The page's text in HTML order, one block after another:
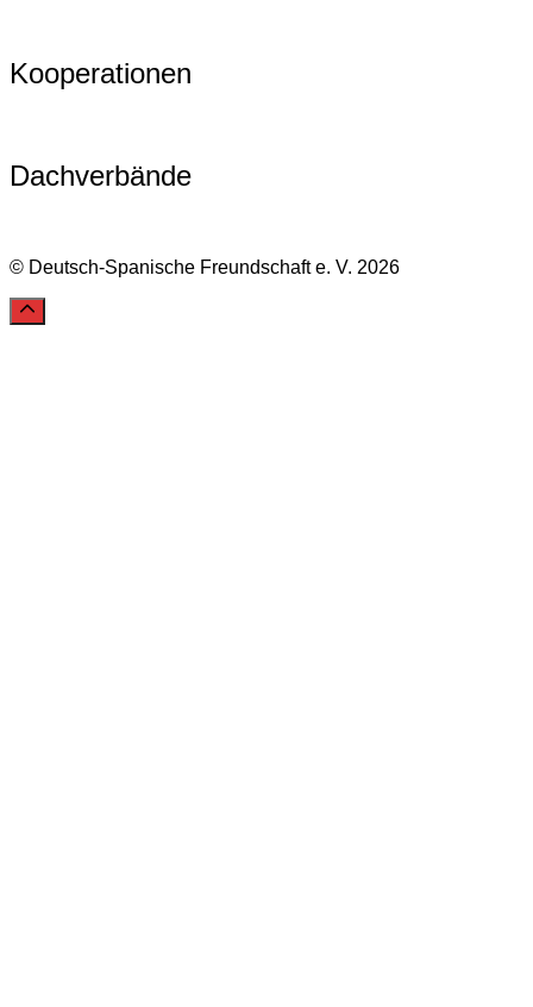
Kooperationen
Dachverbände
© Deutsch-Spanische Freundschaft e. V. 2026